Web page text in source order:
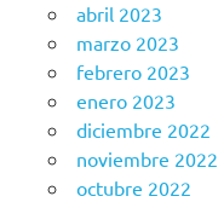
abril 2023
marzo 2023
febrero 2023
enero 2023
diciembre 2022
noviembre 2022
octubre 2022